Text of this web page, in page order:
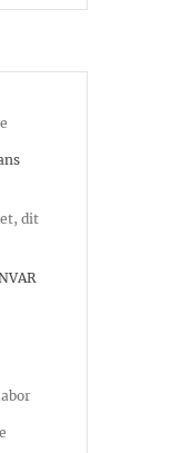
dit